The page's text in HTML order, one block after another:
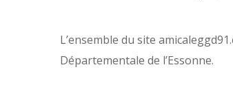
L’ensemble du site
Départementale de l’Essonne.